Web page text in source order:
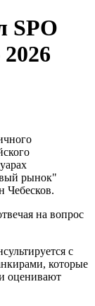
SPO
рынок"
Чебесков.
на вопрос
с
которые
оценивают